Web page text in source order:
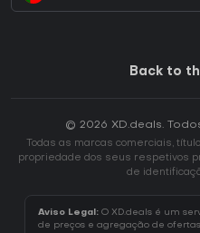
Back to
© 2026 XD.deals.
Todas as marcas comerciais,
propriedade dos seus respetivos
de
Aviso Legal: O XD.deals é um
de preços e agregação de